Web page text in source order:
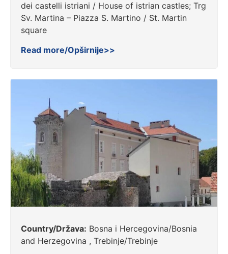
dei castelli istriani / House of istrian castles; Trg
Sv. Martina – Piazza S. Martino / St. Martin
square
Read more/Opširnije>>
Country/Država: Bosna i Hercegovina/Bosnia
and Herzegovina , Trebinje/Trebinje